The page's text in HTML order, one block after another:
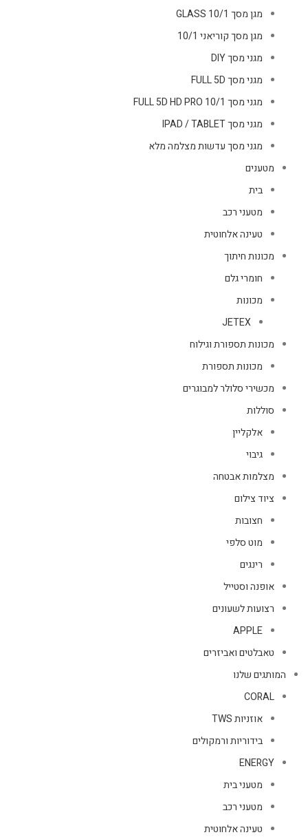
מגן מסך GLASS 10/1
מגן מסך קוריאני 10/1
מגני מסך DIY
מגני מסך FULL 5D
מגני מסך FULL 5D HD PRO 10/1
מגני מסך IPAD / TABLET
מגני מסך עדשות מצלמה מלא
מטענים
בית
מטעני רכב
טעינה אלחוטית
מכונות חיתוך
חומרי גלם
מכונות
JETEX
מכונות תספורת וגילוח
מכונות תספורת
מכשירי סלולר למבוגרים
סוללות
אלקליין
גיבוי
מצלמות אבטחה
ציוד צילום
חצובות
מוט סלפי
רינגים
אופנה וסטייל
רצועות לשעונים
APPLE
טאבלטים ואביזרים
המותגים שלנו
CORAL
אוזניות TWS
בידוריות ורמקולים
ENERGY
מטעני בית
מטעני רכב
טעינה אלחוטית